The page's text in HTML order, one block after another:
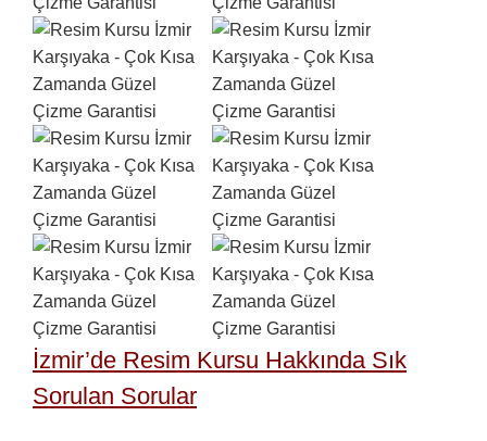
İzmir’de Resim Kursu Hakkında Sık
Sorulan Sorular